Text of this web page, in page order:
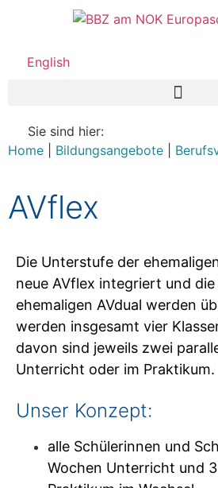
English
Sie sind hier:
Home
Bildungsangebote
AVflex
Die Unterstufe der
neue AVflex integriert und
ehemaligen AVdual werden
werden insgesamt vier
davon sind jeweils zwei
Unterricht oder im Praktikum.
Unser Konzept:
alle Schülerinnen und
Wochen Unterricht und